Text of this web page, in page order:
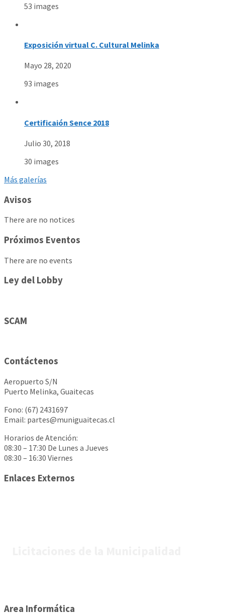
53 images
Exposición virtual C. Cultural Melinka
Mayo 28, 2020
93 images
Certificaión Sence 2018
Julio 30, 2018
30 images
Más galerías
Avisos
There are no notices
Próximos Eventos
There are no events
Ley del Lobby
SCAM
Contáctenos
Aeropuerto S/N
Puerto Melinka, Guaitecas
Fono: (67) 2431697
Email: partes@muniguaitecas.cl
Horarios de Atención:
08:30 – 17:30 De Lunes a Jueves
08:30 – 16:30 Viernes
Enlaces Externos
Area Informática